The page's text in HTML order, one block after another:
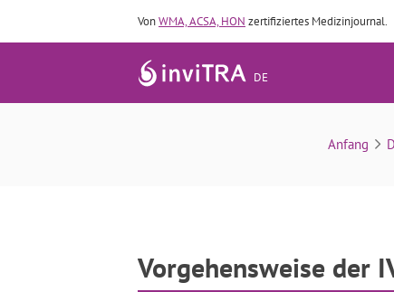
VonWMA, ACSA, HON zertifiziertes Medizinjournal.
DE
Vorgehensweise
Anfang
Vorgehensweise der